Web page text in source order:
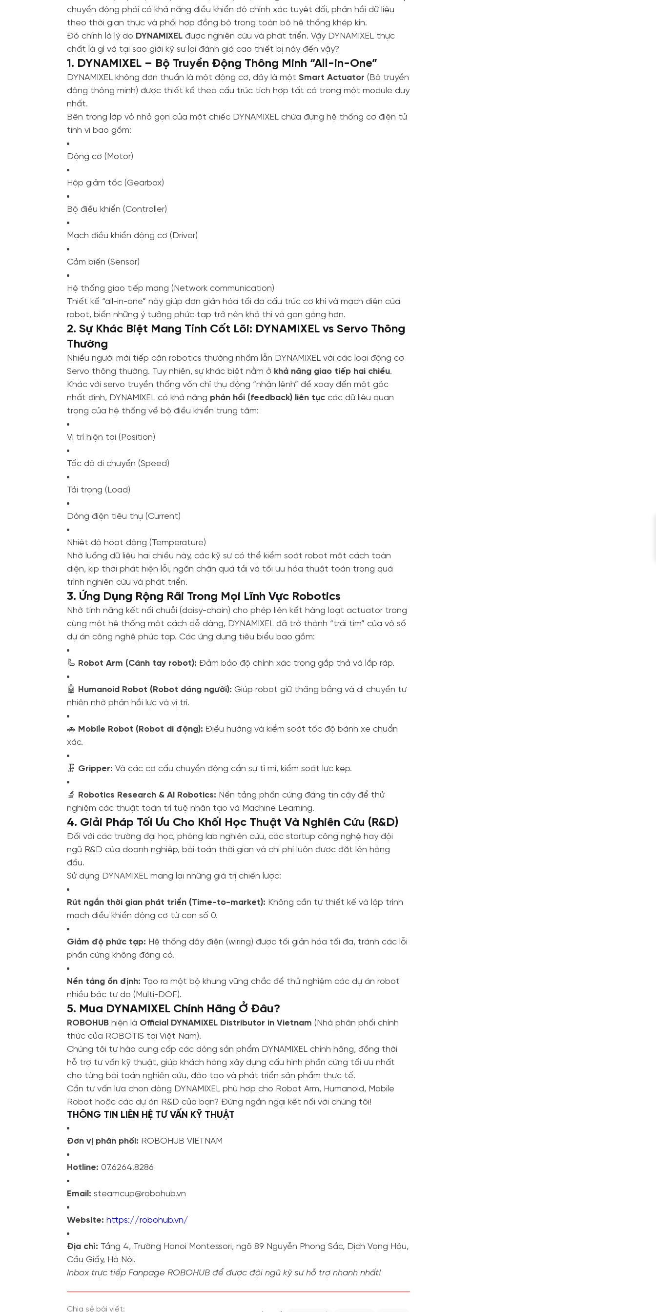
chuyển động phải có khả năng điều khiển độ chính xác tuyệt đối, phản hồi dữ liệu
theo thời gian thực và phối hợp đồng bộ trong toàn bộ hệ thống khép kín.
Đó chính là lý do DYNAMIXEL được nghiên cứu và phát triển. Vậy DYNAMIXEL thực
chất là gì và tại sao giới kỹ sư lại đánh giá cao thiết bị này đến vậy?
1. DYNAMIXEL – Bộ Truyền Động Thông Minh “All-in-One”
DYNAMIXEL không đơn thuần là một động cơ, đây là một Smart Actuator (Bộ truyền
động thông minh) được thiết kế theo cấu trúc tích hợp tất cả trong một module duy
nhất.
Bên trong lớp vỏ nhỏ gọn của một chiếc DYNAMIXEL chứa đựng hệ thống cơ điện tử
tinh vi bao gồm:
Động cơ (Motor)
Hộp giảm tốc (Gearbox)
Bộ điều khiển (Controller)
Mạch điều khiển động cơ (Driver)
Cảm biến (Sensor)
Hệ thống giao tiếp mạng (Network communication)
Thiết kế “all-in-one” này giúp đơn giản hóa tối đa cấu trúc cơ khí và mạch điện của
robot, biến những ý tưởng phức tạp trở nên khả thi và gọn gàng hơn.
2. Sự Khác Biệt Mang Tính Cốt Lõi: DYNAMIXEL vs Servo Thông
Thường
Nhiều người mới tiếp cận robotics thường nhầm lẫn DYNAMIXEL với các loại động cơ
Servo thông thường. Tuy nhiên, sự khác biệt nằm ở khả năng giao tiếp hai chiều.
Khác với servo truyền thống vốn chỉ thụ động “nhận lệnh” để xoay đến một góc
nhất định, DYNAMIXEL có khả năng phản hồi (feedback) liên tục các dữ liệu quan
trọng của hệ thống về bộ điều khiển trung tâm:
Vị trí hiện tại (Position)
Tốc độ di chuyển (Speed)
Tải trọng (Load)
Dòng điện tiêu thụ (Current)
Nhiệt độ hoạt động (Temperature)
Nhờ luồng dữ liệu hai chiều này, các kỹ sư có thể kiểm soát robot một cách toàn
diện, kịp thời phát hiện lỗi, ngăn chặn quá tải và tối ưu hóa thuật toán trong quá
trình nghiên cứu và phát triển.
3. Ứng Dụng Rộng Rãi Trong Mọi Lĩnh Vực Robotics
Nhờ tính năng kết nối chuỗi (daisy-chain) cho phép liên kết hàng loạt actuator trong
cùng một hệ thống một cách dễ dàng, DYNAMIXEL đã trở thành “trái tim” của vô số
dự án công nghệ phức tạp. Các ứng dụng tiêu biểu bao gồm:
🦾 Robot Arm (Cánh tay robot): Đảm bảo độ chính xác trong gắp thả và lắp ráp.
🤖 Humanoid Robot (Robot dáng người): Giúp robot giữ thăng bằng và di chuyển tự
nhiên nhờ phản hồi lực và vị trí.
🚗 Mobile Robot (Robot di động): Điều hướng và kiểm soát tốc độ bánh xe chuẩn
xác.
🗜️ Gripper: Và các cơ cấu chuyển động cần sự tỉ mỉ, kiểm soát lực kẹp.
🔬 Robotics Research & AI Robotics: Nền tảng phần cứng đáng tin cậy để thử
nghiệm các thuật toán trí tuệ nhân tạo và Machine Learning.
4. Giải Pháp Tối Ưu Cho Khối Học Thuật Và Nghiên Cứu (R&D)
Đối với các trường đại học, phòng lab nghiên cứu, các startup công nghệ hay đội
ngũ R&D của doanh nghiệp, bài toán thời gian và chi phí luôn được đặt lên hàng
đầu.
Sử dụng DYNAMIXEL mang lại những giá trị chiến lược:
Rút ngắn thời gian phát triển (Time-to-market): Không cần tự thiết kế và lập trình
mạch điều khiển động cơ từ con số 0.
Giảm độ phức tạp: Hệ thống dây điện (wiring) được tối giản hóa tối đa, tránh các lỗi
phần cứng không đáng có.
Nền tảng ổn định: Tạo ra một bộ khung vững chắc để thử nghiệm các dự án robot
nhiều bậc tự do (Multi-DOF).
5. Mua DYNAMIXEL Chính Hãng Ở Đâu?
ROBOHUB hiện là Official DYNAMIXEL Distributor in Vietnam (Nhà phân phối chính
thức của ROBOTIS tại Việt Nam).
Chúng tôi tự hào cung cấp các dòng sản phẩm DYNAMIXEL chính hãng, đồng thời
hỗ trợ tư vấn kỹ thuật, giúp khách hàng xây dựng cấu hình phần cứng tối ưu nhất
cho từng bài toán nghiên cứu, đào tạo và phát triển sản phẩm thực tế.
Cần tư vấn lựa chọn dòng DYNAMIXEL phù hợp cho Robot Arm, Humanoid, Mobile
Robot hoặc các dự án R&D của bạn? Đừng ngần ngại kết nối với chúng tôi!
THÔNG TIN LIÊN HỆ TƯ VẤN KỸ THUẬT
Đơn vị phân phối: ROBOHUB VIETNAM
Hotline: 07.6264.8286
Email: steamcup@robohub.vn
Website: https://robohub.vn/
Địa chỉ: Tầng 4, Trường Hanoi Montessori, ngõ 89 Nguyễn Phong Sắc, Dịch Vọng Hậu,
Cầu Giấy, Hà Nội.
Inbox trực tiếp Fanpage ROBOHUB để được đội ngũ kỹ sư hỗ trợ nhanh nhất!
Chia sẻ bài viết: